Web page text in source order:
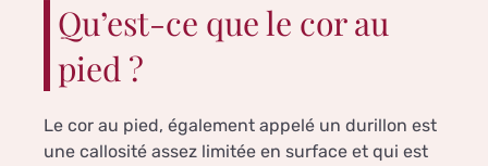
Qu’est-ce que le cor au
pied ?
Le cor au pied, également appelé un durillon est
une callosité assez limitée en surface et qui est